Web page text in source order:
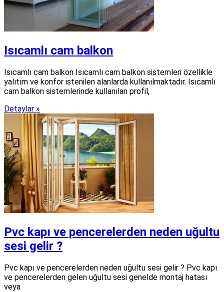
Isıcamlı cam balkon
Isıcamlı cam balkon Isıcamlı cam balkon sistemleri özellikle
yalıtım ve konfor istenilen alanlarda kullanılmaktadır. Isıcamlı
cam balkon sistemlerinde kullanılan profil,
Detaylar »
Pvc kapı ve pencerelerden neden uğultu
sesi gelir ?
Pvc kapı ve pencerelerden neden uğultu sesi gelir ? Pvc kapı
ve pencerelerden gelen uğultu sesi genelde montaj hatası
veya